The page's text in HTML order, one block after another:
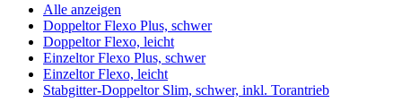
Alle anzeigen
Doppeltor Flexo Plus, schwer
Doppeltor Flexo, leicht
Einzeltor Flexo Plus, schwer
Einzeltor Flexo, leicht
Stabgitter-Doppeltor Slim, schwer, inkl. Torantrieb